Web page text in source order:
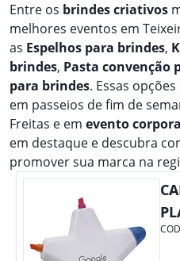
Entre os brindes criativos
melhores eventos em
as Espelhos para brindes,
brindes, Pasta convenção
para brindes. Essas
em passeios de fim de
Freitas e em evento
em destaque e descubra
promover sua marca na